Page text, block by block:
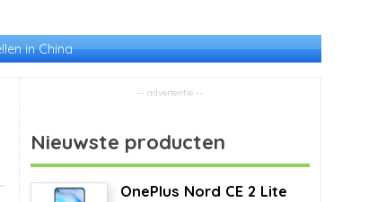
in China
Nieuwste producten
OnePlus Nord CE 2 Lite